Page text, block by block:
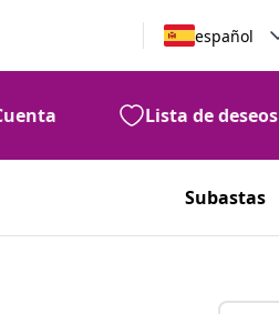
español
Lista de deseos
Subastas